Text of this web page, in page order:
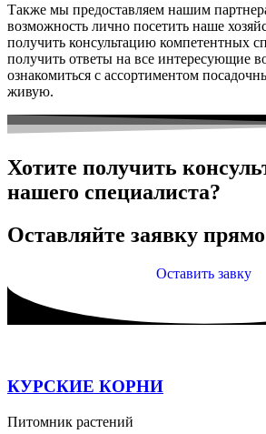
Также мы предоставляем нашим
возможность лично посетить наше
получить консультацию компетентных
получить ответы на все интересующие
ознакомиться с ассортиментом
живую.
Хотите получить
нашего специалиста?
Оставляйте заявку
Оставить завку
КУРСКИЕ КОРНИ
Питомник растений